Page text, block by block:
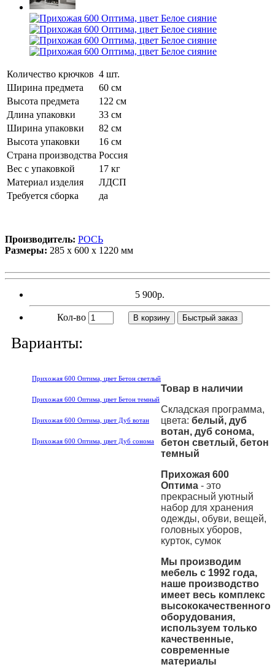
Количество крючков 4 шт.
Ширина предмета
60 см
Высота предмета
122 см
Длина упаковки
33 см
Ширина упаковки
82 см
Высота упаковки
16 см
Страна производства Россия
Вес с упаковкой
17 кг
Материал изделия
ЛДСП
Требуется сборка
да
Производитель: РОСЬ
Размеры: 285 х 600 х 1220 мм
5 900р.
Кол-во В корзину Быстрый заказ
Варианты:
Прихожая 600 Оптима, цвет Бетон светлый
Прихожая 600 Оптима, цвет Бетон темный
Прихожая 600 Оптима, цвет Дуб вотан
Прихожая 600 Оптима, цвет Дуб сонома
Товар в наличии
Складская программа,
цвета: белый, дуб
вотан, дуб сонома,
бетон светлый, бетон
темный
Прихожая 600
Оптима - это
прекрасный уютный
набор для хранения
одежды, обуви, вещей,
головных уборов,
курток, сумок
Мы производим
мебель с 1992 года,
наше производство
имеет весь комплекс
высококачественного
оборудования,
используем только
качественные,
современные
материалы